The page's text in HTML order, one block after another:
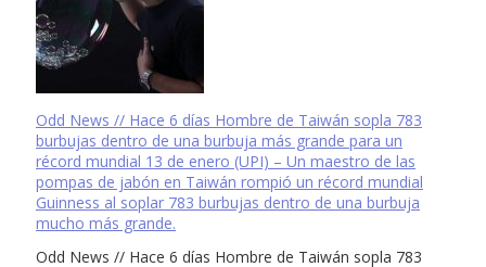
Odd News // Hace 6 días Hombre de Taiwán sopla 783
burbujas dentro de una burbuja más grande para un
récord mundial 13 de enero (UPI) – Un maestro de las
pompas de jabón en Taiwán rompió un récord mundial
Guinness al soplar 783 burbujas dentro de una burbuja
mucho más grande.
Odd News // Hace 6 días Hombre de Taiwán sopla 783